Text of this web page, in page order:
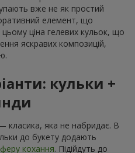
вже не як простий
елемент, що
ціна гелевих кульок, що
яскравих композицій,
кульки +
класика, яка не набридає. В
до букету додають
кохання. Підійдуть до